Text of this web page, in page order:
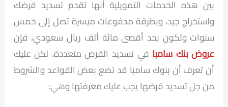
بين هذه الخدمات التمويلية أنها تقدم تسديد قرضك
واستخراج جيد، وبطرقة مدفوعات ميسرة تصل إلى خمس
سنوات وتكون بحد أقصى مائة ألف ريال سعودي، فإن
عروض بنك سامبا في تسديد القرض متعددة، لكن عليك
أن تعرف أن بنوك سامبا قد تضع بعض القواعد والشروط
من جل تسديد قرضها يجب عليك معرفتها وهي: